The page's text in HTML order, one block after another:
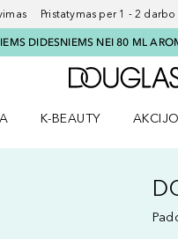
Pristatymas per 1 - 2 darbo
DIDESNIEMS NEI 80 ML
K-BEAUTY